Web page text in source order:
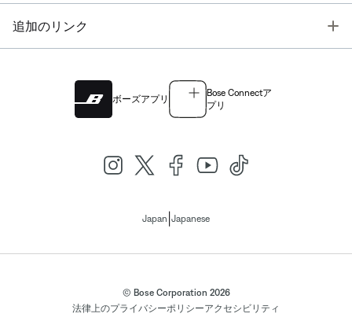
追加のリンク
ボーズアプリ
Bose Connectア
プリ
Japan Japanese
© Bose Corporation 2026
法律上のプライバシーポリシーアクセシビリティ